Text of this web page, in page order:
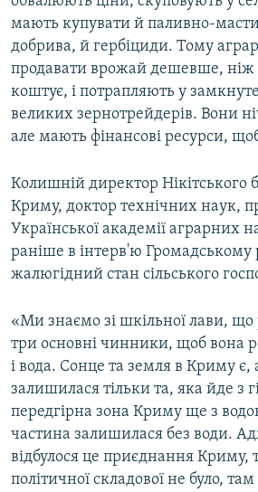
мають купувати й паливно-
добрива, й гербіциди. Тому
продавати врожай дешевше, ніж
коштує, і потрапляють у
великих зернотрейдерів. Вони
але мають фінансові ресурси,
Колишній директор Нікітського
Криму, доктор технічних наук,
Української академії аграрних
раніше в інтерв'ю Громадському
жалюгідний стан сільського
«Ми знаємо зі шкільної лави, що
три основні чинники, щоб вона
і вода. Сонце та земля в Криму є,
залишилася тільки та, яка йде з
передгірна зона Криму ще з
частина залишилася без води.
відбулося це приєднання Криму,
політичної складової не було,